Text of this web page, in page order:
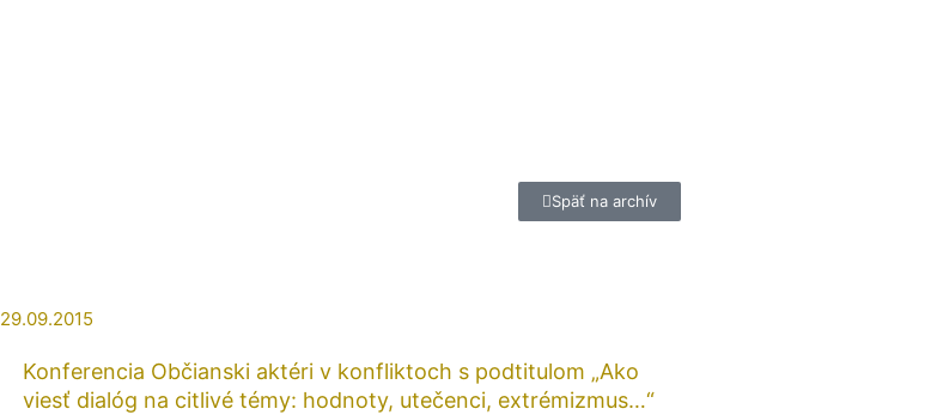
Späť na archív
29.09.2015
Konferencia Občianski aktéri v konfliktoch s podtitulom „Ako
viesť dialóg na citlivé témy: hodnoty, utečenci, extrémizmus…“